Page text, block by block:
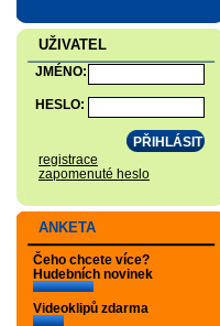
UŽIVATEL
JMÉNO:
HESLO:
registrace
zapomenuté heslo
ANKETA
Čeho chcete více?
Hudebních novinek
Videoklipů zdarma